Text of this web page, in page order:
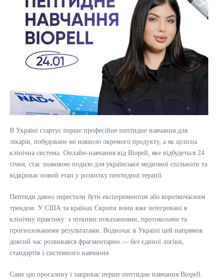
В Україні стартує перше професійне пептидне навчання для
лікарів, побудоване не навколо окремого продукту, а як цілісна
клінічна система. Онлайн-навчання від Biopell, яке відбудеться 24
січня, стає знаковою подією для української медичної спільноти та
відкриває новий етап у розвитку пептидної терапії.
Пептиди давно перестали бути експериментом або короткочасним
трендом. У США та країнах Європи вони вже інтегровані в
клінічну практику: з чіткими показаннями, протоколами та
прогнозованими результатами. Водночас в Україні цей напрямок
довгий час розвивався фрагментарно — без єдиної логіки,
стандартів і системного навчання.
Саме цю прогалину і закриває перше пептидне навчання Biopell.